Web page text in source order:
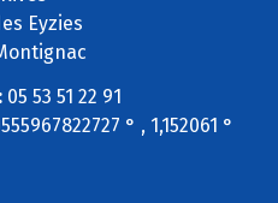
Eyzies
05 53 51 22 91
° , 1,152061 °